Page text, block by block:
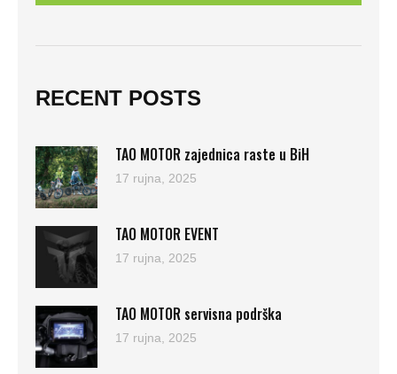
RECENT POSTS
TAO MOTOR zajednica raste u BiH
17 rujna, 2025
TAO MOTOR EVENT
17 rujna, 2025
TAO MOTOR servisna podrška
17 rujna, 2025